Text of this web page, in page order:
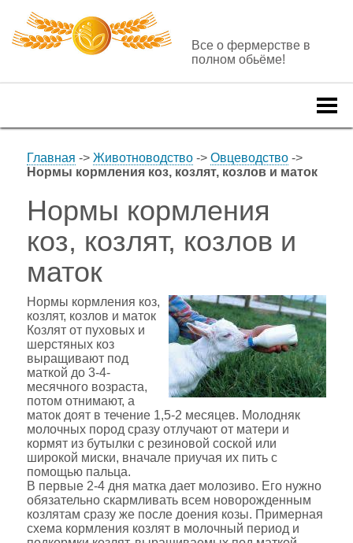
Все о фермерстве в
полном обьёме!
Главная -> Животноводство-> Овцеводство->
Нормы кормления коз, козлят, козлов и маток
Нормы кормления
коз, козлят, козлов и
маток
Нормы кормления коз,
козлят, козлов и маток
Козлят от пуховых и
шерстяных коз
выращивают под
маткой до 3-4-
месячного возраста,
потом отнимают, а
маток доят в течение 1,5-2 месяцев. Молодняк
молочных пород сразу отлучают от матери и
кормят из бутылки с резиновой соской или
широкой миски, вначале приучая их пить с
помощью пальца.
В первые 2-4 дня матка дает молозиво. Его нужно
обязательно скармливать всем новорожденным
козлятам сразу же после доения козы. Примерная
схема кормления козлят в молочный период и